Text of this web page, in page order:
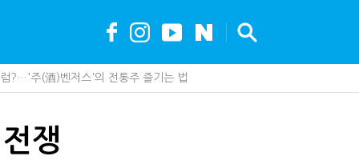
?…'주(酒)벤저스'의 전통주 즐기는 법
…1주택자 세 부담 어떻게 달라질까
백화점에 입점…비결은 국세청?
못 산다…지자체도 '경영'의 시대
다음은 '공급과잉 관세'인가
쟁